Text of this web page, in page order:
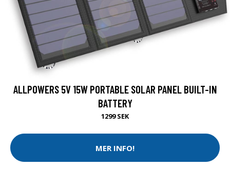
ALLPOWERS 5V 15W PORTABLE SOLAR PANEL BUILT-IN
BATTERY
1299 SEK
MER INFO!